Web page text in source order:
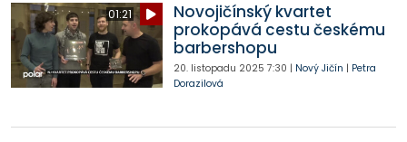
01:21
Novojičínský kvartet
prokopává cestu českému
barbershopu
20. listopadu 2025 7:30 | Nový Jičín | Petra
Dorazilová